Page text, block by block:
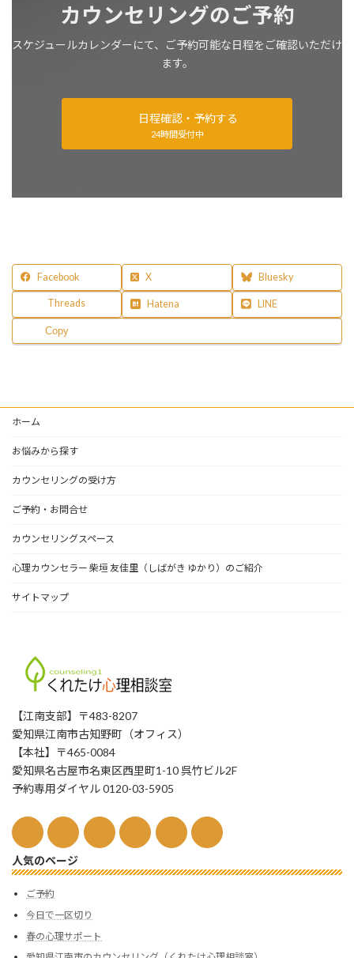
カウンセリングのご予約
スケジュールカレンダーにて、ご予約可能な日程をご確認いただけ
ます。
日程確認・予約する
24時間受付中
Facebook X Bluesky
Threads Hatena LINE
Copy
ホーム
お悩みから探す
カウンセリングの受け方
ご予約・お問合せ
カウンセリングスペース
心理カウンセラー 柴垣 友佳里（しばがき ゆかり）のご紹介
サイトマップ
【江南支部】〒483-8207
愛知県江南市古知野町（オフィス）
【本社】〒465-0084
愛知県名古屋市名東区西里町1-10 呉竹ビル2F
予約専用ダイヤル 0120-03-5905
人気のページ
ご予約
今日で一区切り
春の心理サポート